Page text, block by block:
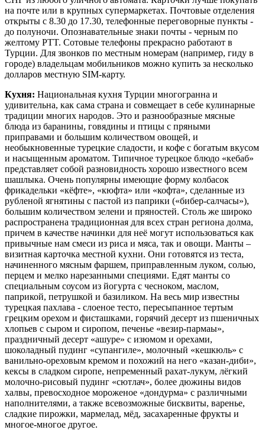
на почте или в крупных супермаркетах. Почтовые отделения
открыты с 8.30 до 17.30, телефонные переговорные пункты -
до полуночи. Опознавательные знаки почты - черным по
желтому PTT. Сотовые телефоны прекрасно работают в
Турции. Для звонков по местным номерам (например, гиду в
городе) владельцам мобильников можно купить за несколько
долларов местную SIM-карту.
Кухня: Национальная кухня Турции многогранна и
удивительна, как сама страна и совмещает в себе кулинарные
традиции многих народов. Это и разнообразные мясные
блюда из баранины, говядины и птицы с пряными
приправами и большим количеством овощей, и
необыкновенные турецкие сладости, и кофе с богатым вкусом
и насыщенным ароматом. Типичное турецкое блюдо «кебаб»
представляет собой разновидность хорошо известного всем
шашлыка. Очень популярны имеющие форму колбасок
фрикадельки «кёфте», «кюфта» или «кофта», сделанные из
рубленой ягнятины с пастой из паприки («бибер-салчасы»),
большим количеством зелени и пряностей. Столь же широко
распространена традиционная для всех стран региона долма,
причем в качестве начинки для неё могут использоваться как
привычные нам смеси из риса и мяса, так и овощи. Манты –
визитная карточка местной кухни. Они готовятся из теста,
начиненного мясным фаршем, приправленным луком, солью,
перцем и мелко нарезанными специями. Едят манты со
специальным соусом из йогурта с чесноком, маслом,
паприкой, петрушкой и базиликом. На весь мир известны
турецкая пахлава - слоеное тесто, пересыпанное тертым
грецким орехом и фисташками, горячий десерт из пшеничных
хлопьев с сыром и сиропом, печенье «везир-пармаы»,
праздничный десерт «ашуре» с изюмом и орехами,
шоколадный пудинг «супангиле», молочный «кешкюль» с
ванильно-ореховым кремом и похожий на него «казан-диби»,
кексы в сладком сиропе, непременный рахат-лукум, лёгкий
молочно-рисовый пудинг «сютлач», более дюжины видов
халвы, превосходное мороженое «дондурма» с различными
наполнителями, а также всевозможные бисквиты, варенье,
сладкие пирожки, мармелад, мёд, засахаренные фрукты и
многое-многое другое.